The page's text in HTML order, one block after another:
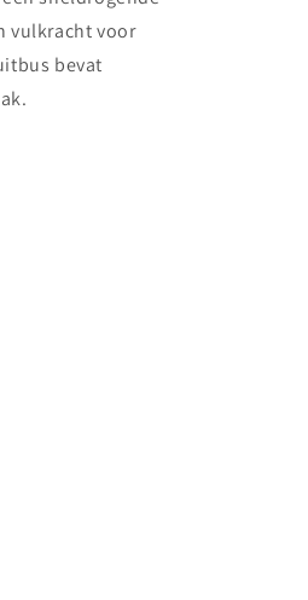
vulkracht voor
bevat